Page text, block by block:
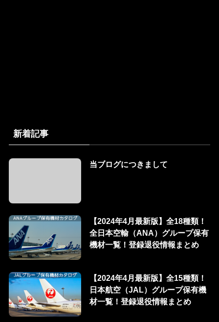
新着記事
当ブログにつきまして
【2024年4月最新版】全18種類！
全日本空輸（ANA）グループ保有
機材一覧！登録退役情報まとめ
【2024年4月最新版】全15種類！
日本航空（JAL）グループ保有機
材一覧！登録退役情報まとめ